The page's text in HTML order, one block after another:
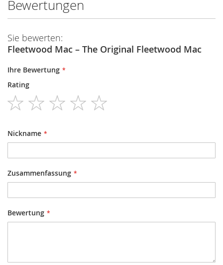
Bewertungen
Sie bewerten:
Fleetwood Mac – The Original Fleetwood Mac
Ihre Bewertung
Rating
1
star
2
stars
3
stars
4
stars
Nickname
Zusammenfassung
Bewertung